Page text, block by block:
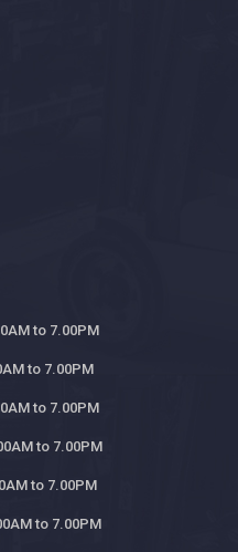
to 7.00PM
to 7.00PM
to 7.00PM
to 7.00PM
to 7.00PM
to 7.00PM